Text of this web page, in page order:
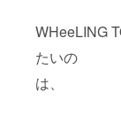
WHeeLING
たいの
は